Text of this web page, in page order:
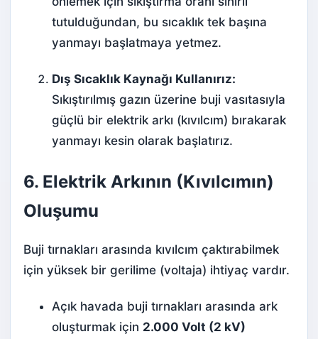
tutulduğundan, bu sıcaklık tek başına
yanmayı başlatmaya yetmez.
Dış Sıcaklık Kaynağı Kullanırız:
Sıkıştırılmış gazın üzerine buji vasıtasıyla
güçlü bir elektrik arkı (kıvılcım) bırakarak
yanmayı kesin olarak başlatırız.
6. Elektrik Arkının (Kıvılcımın)
Oluşumu
Buji tırnakları arasında kıvılcım çaktırabilmek
için yüksek bir gerilime (voltaja) ihtiyaç vardır.
Açık havada buji tırnakları arasında ark
oluşturmak için 2.000 Volt (2 kV)